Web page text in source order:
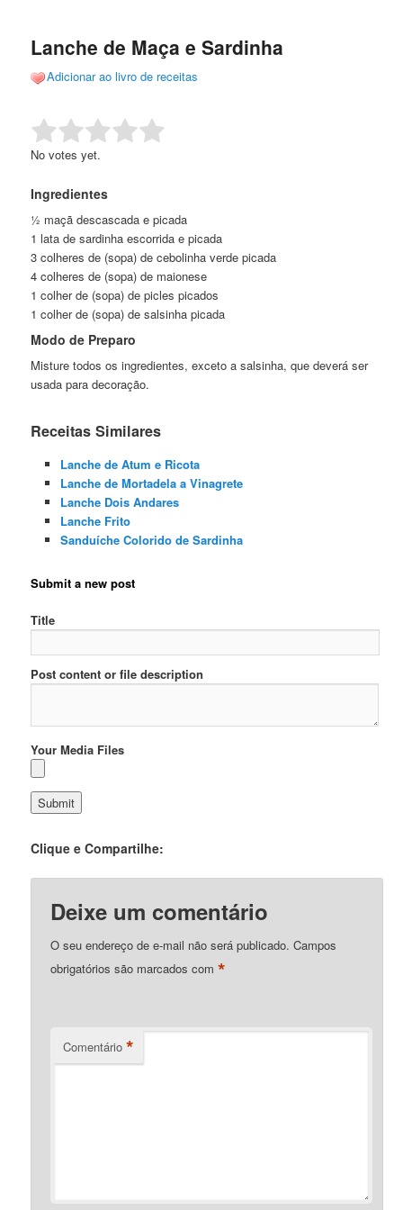
conteúdo
conteúdo
Lanche de Maça e Sardinha
Adicionar ao livro de receitas
Rate this item: Submit Rating
No votes yet.
Ingredientes
½ maçã descascada e picada
1 lata de sardinha escorrida e picada
3 colheres de (sopa) de cebolinha verde picada
4 colheres de (sopa) de maionese
1 colher de (sopa) de picles picados
1 colher de (sopa) de salsinha picada
Modo de Preparo
Misture todos os ingredientes, exceto a salsinha, que deverá ser
usada para decoração.
Receitas Similares
Lanche de Atum e Ricota
Lanche de Mortadela a Vinagrete
Lanche Dois Andares
Lanche Frito
Sanduíche Colorido de Sardinha
Submit a new post
Title
Post content or file description
Your Media Files
Clique e Compartilhe:
Deixe um comentário
O seu endereço de e-mail não será publicado. Campos
obrigatórios são marcados com*
Comentário *